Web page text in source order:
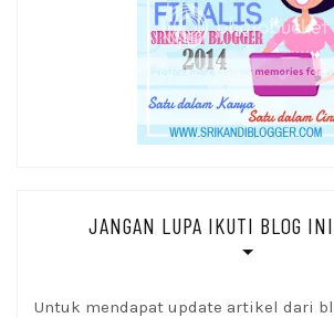
JANGAN LUPA IKUTI BLOG
Untuk mendapat update artikel dari